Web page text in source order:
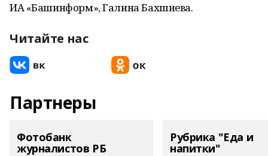
ИА «Башинформ», Галина Бахшиева.
Читайте нас
Партнеры
Фотобанк
журналистов РБ
Рубрика "Еда и
напитки"